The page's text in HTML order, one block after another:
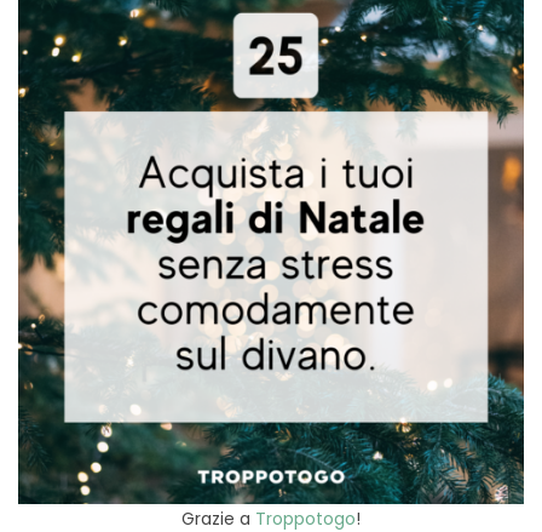
Grazie a Troppotogo!